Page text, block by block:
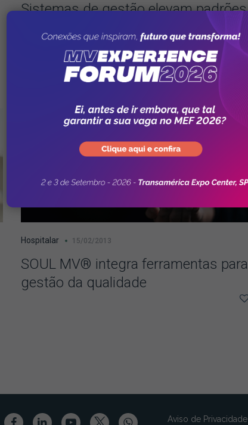
Sistemas de gestão elevam padrões
Hospitalar 15/02/2013
SOUL MV® integra ferramentas para
gestão da qualidade
Aviso de Privacidade